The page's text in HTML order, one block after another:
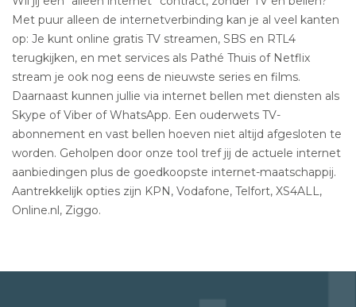
Met puur alleen de internetverbinding kan je al veel kanten
op: Je kunt online gratis TV streamen, SBS en RTL4
terugkijken, en met services als Pathé Thuis of Netflix
stream je ook nog eens de nieuwste series en films.
Daarnaast kunnen jullie via internet bellen met diensten als
Skype of Viber of WhatsApp. Een ouderwets TV-
abonnement en vast bellen hoeven niet altijd afgesloten te
worden. Geholpen door onze tool tref jij de actuele internet
aanbiedingen plus de goedkoopste internet-maatschappij.
Aantrekkelijk opties zijn KPN, Vodafone, Telfort, XS4ALL,
Online.nl, Ziggo.